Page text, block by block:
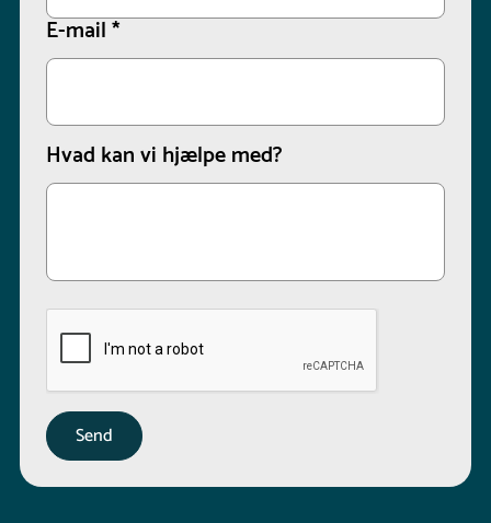
E-mail*
Hvad kan vi hjælpe med?